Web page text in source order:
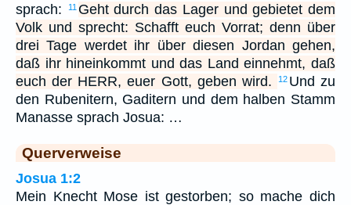
sprach:
11 Geht durch das Lager und gebietet dem
Volk und sprecht: Schafft euch Vorrat; denn über
drei Tage werdet ihr über diesen Jordan gehen,
daß ihr hineinkommt und das Land einnehmt, daß
euch der HERR, euer Gott, geben wird.
12 Und zu
den Rubenitern, Gaditern und dem halben Stamm
Manasse sprach Josua: …
Querverweise
Josua 1:2
Mein Knecht Mose ist gestorben; so mache dich